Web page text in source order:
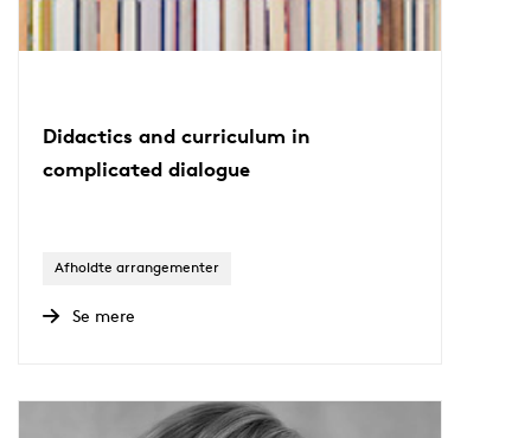
Didactics and curriculum in
complicated dialogue
Afholdte arrangementer
Se mere